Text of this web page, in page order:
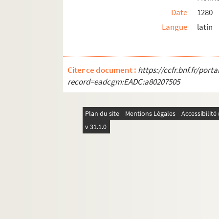
185. « Mémoire touchant les
Ms Chiflet 38. Première conquête de la
Ms Chiflet 39. Gouvernement de la
Ms Chiflet 41. « Abrégé du grand
Ms Chiflet 42. Cartularium Salinense
Date
1280
Langue
latin
Citer ce document : https://ccfr.bnf.fr/
record=eadcgm:EADC:a80207505
Plan du site Mentions Légales
v 31.1.0